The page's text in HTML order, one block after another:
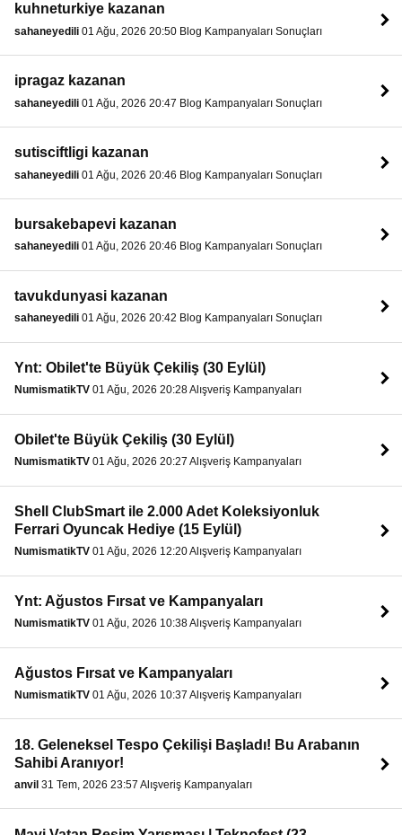
kuhneturkiye kazanan
sahaneyedili 01 Ağu, 2026 20:50 Blog Kampanyaları Sonuçları
ipragaz kazanan
sahaneyedili 01 Ağu, 2026 20:47 Blog Kampanyaları Sonuçları
sutisciftligi kazanan
sahaneyedili 01 Ağu, 2026 20:46 Blog Kampanyaları Sonuçları
bursakebapevi kazanan
sahaneyedili 01 Ağu, 2026 20:46 Blog Kampanyaları Sonuçları
tavukdunyasi kazanan
sahaneyedili 01 Ağu, 2026 20:42 Blog Kampanyaları Sonuçları
Ynt: Obilet'te Büyük Çekiliş (30 Eylül)
NumismatikTV 01 Ağu, 2026 20:28 Alışveriş Kampanyaları
Obilet'te Büyük Çekiliş (30 Eylül)
NumismatikTV 01 Ağu, 2026 20:27 Alışveriş Kampanyaları
Shell ClubSmart ile 2.000 Adet Koleksiyonluk
Ferrari Oyuncak Hediye (15 Eylül)
NumismatikTV 01 Ağu, 2026 12:20 Alışveriş Kampanyaları
Ynt: Ağustos Fırsat ve Kampanyaları
NumismatikTV 01 Ağu, 2026 10:38 Alışveriş Kampanyaları
Ağustos Fırsat ve Kampanyaları
NumismatikTV 01 Ağu, 2026 10:37 Alışveriş Kampanyaları
18. Geleneksel Tespo Çekilişi Başladı! Bu Arabanın
Sahibi Aranıyor!
anvil 31 Tem, 2026 23:57 Alışveriş Kampanyaları